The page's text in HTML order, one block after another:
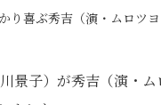
り喜ぶ秀吉（演・ムロツ
景子）が秀吉（演・